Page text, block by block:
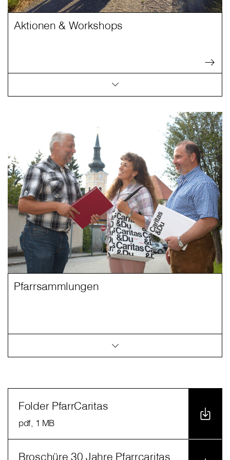
Aktionen & Workshops
Pfarrsammlungen
Folder PfarrCaritas
pdf, 1 MB
Broschüre 30 Jahre Pfarrcaritas